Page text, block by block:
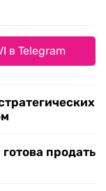
в Telegram
продать